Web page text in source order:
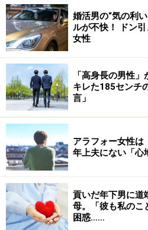
思いました。女性を下に見る
し」
週に2度くらいのデートを続
「一緒に住んでみよう」と彼
婚への恐怖心」がまだ残って
女自身も何がなんでも婚姻届
く、彼と一緒にやっていける
ていたからだ。
なぜ友人はぽろりと
したのか
婚活男の“気の利
ルが不快！ ドン
女性
「高身長の男性
キレた185センチ
言」
アラフォー女性は
年上夫にない「心
貢いだ年下男に道
母。「彼も私のこ
困惑……